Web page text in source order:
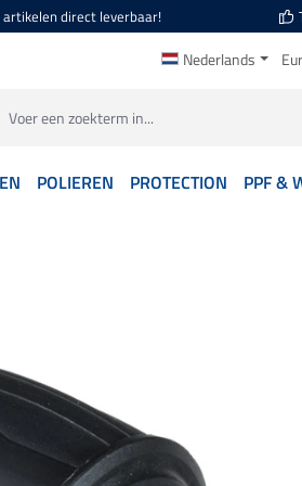
artikelen direct leverbaar!
Nederlands
POLIEREN PROTECTION PPF &